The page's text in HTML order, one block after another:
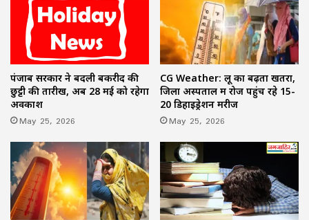
पंजाब सरकार ने बदली बकरीद की
छुट्टी की तारीख, अब 28 मई को रहेगा
अवकाश
May 25, 2026
CG Weather: लू का बढ़ता खतरा,
जिला अस्पताल में रोज पहुंच रहे 15-
20 डिहाइड्रेशन मरीज
May 25, 2026